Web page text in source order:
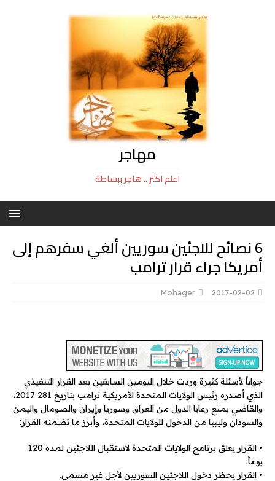
مهاجر
اعلم اكثر .. هاجر ببساطة
6 نصائح للاجئين سوريين أُلغي سفرهم إلى
أمريكا جراء قرار ترامب
2017-02-02
Mohager
جواباً لأسئلة كثيرة وردت خلال اليومين السابقين بعد القرار التنفيذي
الذي أصدره رئيس الولايات المتحدة الأمريكية ترامب بتاريخ 281 2017،
والقاضي بمنع رعايا الدول من العراق وسوريا وإيران والصومال واليمن
والسودان وليبيا من الدخول للولايات المتحدة، وأبرز ما تضمنه القرار:
• القرار يعلق برنامج الولايات المتحدة لاستقبال اللاجئين لمدة 120
يوماً.
• القرار يحظر دخول اللاجئين السوريين لأجل غير مسمى.